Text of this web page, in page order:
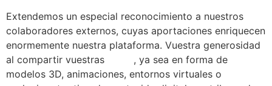
Extendemos un especial reconocimiento a nuestros
colaboradores externos, cuyas aportaciones enriquecen
enormemente nuestra plataforma. Vuestra generosidad
al compartir vuestras
, ya sea en forma de
modelos 3D, animaciones, entornos virtuales o